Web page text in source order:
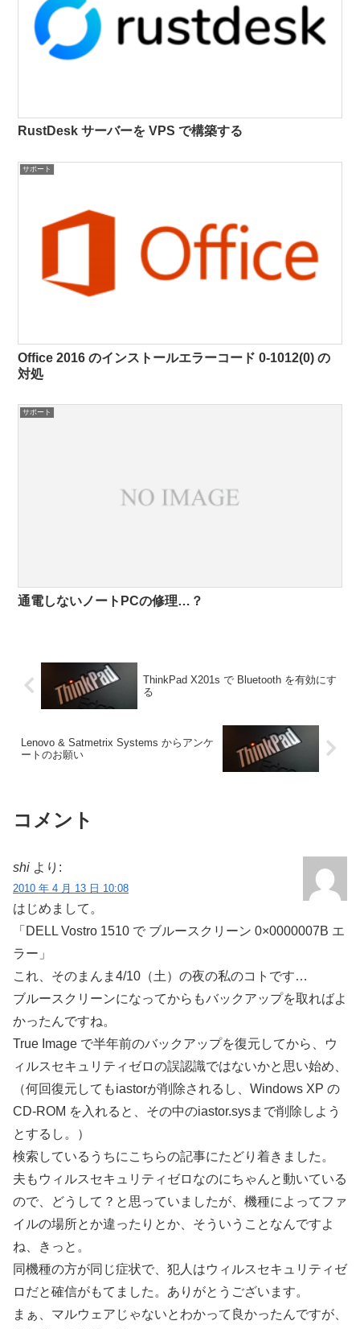
RustDesk サーバーを VPS で構築する
サポート
Office 2016 のインストールエラーコード 0-1012(0) の
対処
サポート
通電しないノートPCの修理…？
ThinkPad X201s で Bluetooth を有効にす
る
Lenovo & Satmetrix Systems からアンケ
ートのお願い
コメント
shi より:
2010 年 4 月 13 日 10:08
はじめまして。
「DELL Vostro 1510 で ブルースクリーン 0×0000007B エ
ラー」
これ、そのまんま4/10（土）の夜の私のコトです…
ブルースクリーンになってからもバックアップを取ればよ
かったんですね。
True Image で半年前のバックアップを復元してから、ウ
ィルスセキュリティゼロの誤認識ではないかと思い始め、
（何回復元してもiastorが削除されるし、Windows XP の
CD-ROM を入れると、その中のiastor.sysまで削除しよう
とするし。）
検索しているうちにこちらの記事にたどり着きました。
夫もウィルスセキュリティゼロなのにちゃんと動いている
ので、どうして？と思っていましたが、機種によってファ
イルの場所とか違ったりとか、そういうことなんですよ
ね、きっと。
同機種の方が同じ症状で、犯人はウィルスセキュリティゼ
ロだと確信がもてました。ありがとうございます。
まぁ、マルウェアじゃないとわかって良かったんですが、